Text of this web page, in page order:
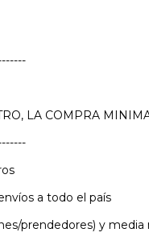
LA COMPRA
a todo el país
prendedores) y